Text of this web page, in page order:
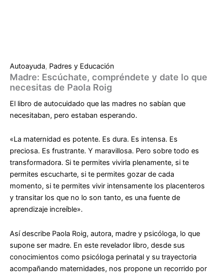
Autoayuda, Padres y Educación
Madre: Escúchate, compréndete y date lo que
necesitas de Paola Roig
El libro de autocuidado que las madres no sabían que
necesitaban, pero estaban esperando.
«La maternidad es potente. Es dura. Es intensa. Es
preciosa. Es frustrante. Y maravillosa. Pero sobre todo es
transformadora. Si te permites vivirla plenamente, si te
permites escucharte, si te permites gozar de cada
momento, si te permites vivir intensamente los placenteros
y transitar los que no lo son tanto, es una fuente de
aprendizaje increíble».
Así describe Paola Roig, autora, madre y psicóloga, lo que
supone ser madre. En este revelador libro, desde sus
conocimientos como psicóloga perinatal y su trayectoria
acompañando maternidades, nos propone un recorrido por